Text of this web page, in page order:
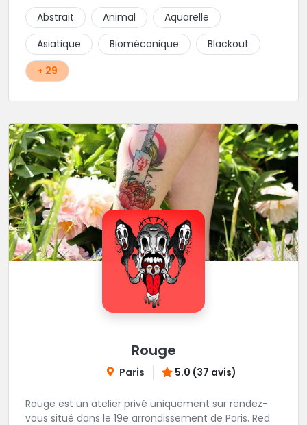
religieux ou du chicanos. Romain son frère sera vous
combler par sa finesse pour des pièces comme le
mandala, l'ornemental ou la calligraphie pour le
bonheur des futurs tatoués. Il y a aussi Léa, Maureen,
Fat, Tom, Sento, Lily, des artistes hors normes. Il n'y a
qu'à regarder les pièces sélectionnées ici pour
Abstrait Animal
Aquarelle
Asiatique
Biomécanique
Blackout
+ 29
Rouge
Paris 5.0 (37 avis)
Rouge est un atelier privé uniquement sur rendez-
vous situé dans le 19e arrondissement de Paris. Red